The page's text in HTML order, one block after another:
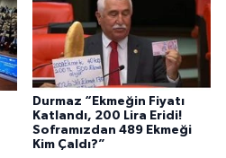
Durmaz “Ekmeğin Fiyatı
Katlandı, 200 Lira Eridi!
Soframızdan 489 Ekmeği
Kim Çaldı?”